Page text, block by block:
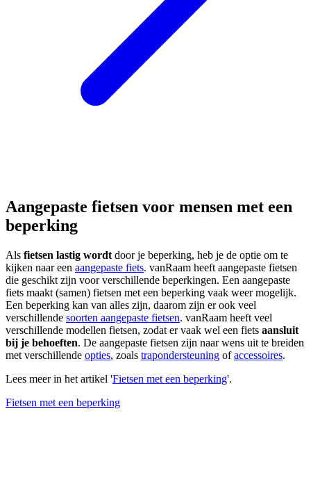
Aangepaste fietsen voor mensen met een
beperking
Als fietsen lastig wordt door je beperking, heb je de optie om te
kijken naar een aangepaste fiets. vanRaam heeft aangepaste fietsen
die geschikt zijn voor verschillende beperkingen. Een aangepaste
fiets maakt (samen) fietsen met een beperking vaak weer mogelijk.
Een beperking kan van alles zijn, daarom zijn er ook veel
verschillende soorten aangepaste fietsen. vanRaam heeft veel
verschillende modellen fietsen, zodat er vaak wel een fiets aansluit
bij je behoeften. De aangepaste fietsen zijn naar wens uit te breiden
met verschillende opties, zoals trapondersteuning ofaccessoires.
Lees meer in het artikel 'Fietsen met een beperking'.
Fietsen met een beperking